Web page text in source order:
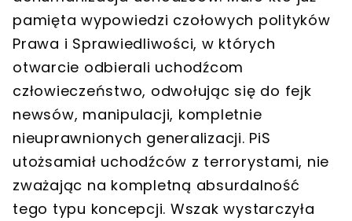
pamięta wypowiedzi czołowych polityków
Prawa i Sprawiedliwości, w których
otwarcie odbierali uchodźcom
człowieczeństwo, odwołując się do fejk
newsów, manipulacji, kompletnie
nieuprawnionych generalizacji. PiS
utożsamiał uchodźców z terrorystami, nie
zważając na kompletną absurdalność
tego typu koncepcji. Wszak wystarczyła